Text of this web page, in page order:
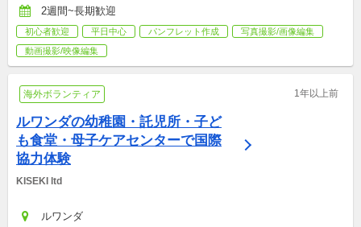
2週間~長期歓迎
初心者歓迎 平日中心 パンフレット作成
写真撮影/画像編集
動画撮影/映像編集
海外ボランティア 1年以上前
ルワンダの幼稚園・託児所・子ど
も食堂・母子ケアセンターで国際
協力体験
KISEKI ltd
ルワンダ